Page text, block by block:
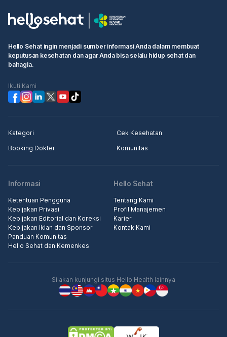
Hello Sehat ingin menjadi sumber informasi Anda dalam membuat
keputusan kesehatan dan agar Anda bisa selalu hidup sehat dan
bahagia.
Ikuti Kami
Kategori
Cek Kesehatan
Booking Dokter
Komunitas
Informasi
Ketentuan Pengguna
Kebijakan Privasi
Kebijakan Editorial dan Koreksi
Kebijakan Iklan dan Sponsor
Panduan Komunitas
Hello Sehat dan Kemenkes
Hello Sehat
Tentang Kami
Profil Manajemen
Karier
Kontak Kami
Silakan kunjungi situs Hello Health lainnya